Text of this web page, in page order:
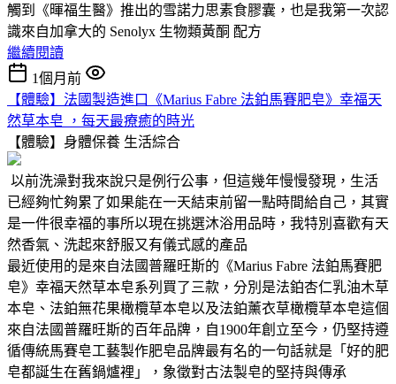
觸到《暉福生醫》推出的雪諾力思素食膠囊，也是我第一次認
識來自加拿大的 Senolyx 生物類黃酮 配方
繼續閱讀
1個月前
【體驗】法國製造進口《Marius Fabre 法鉑馬賽肥皂》幸福天
然草本皂 ，每天最療癒的時光
【體驗】身體保養 生活綜合
以前洗澡對我來說只是例行公事，但這幾年慢慢發現，生活
已經夠忙夠累了如果能在一天結束前留一點時間給自己，其實
是一件很幸福的事所以現在挑選沐浴用品時，我特別喜歡有天
然香氣、洗起來舒服又有儀式感的產品
最近使用的是來自法國普羅旺斯的《Marius Fabre 法鉑馬賽肥
皂》幸福天然草本皂系列買了三款，分別是法鉑杏仁乳油木草
本皂、法鉑無花果橄欖草本皂以及法鉑薰衣草橄欖草本皂這個
來自法國普羅旺斯的百年品牌，自1900年創立至今，仍堅持遵
循傳統馬賽皂工藝製作肥皂品牌最有名的一句話就是「好的肥
皂都誕生在舊鍋爐裡」，象徵對古法製皂的堅持與傳承